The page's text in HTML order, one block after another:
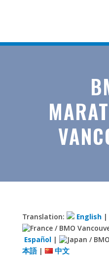
Translation: English|
Español|
本語| 中文